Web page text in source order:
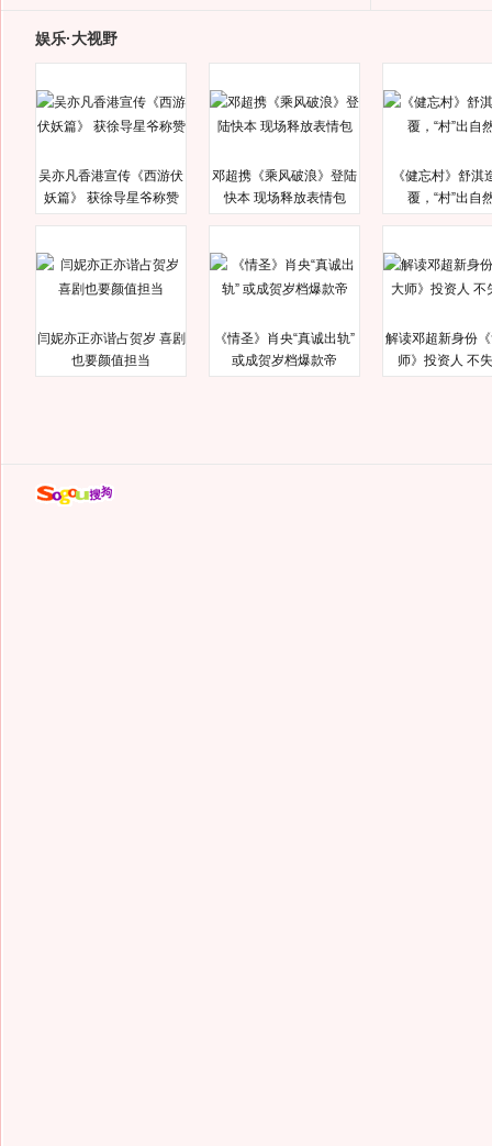
娱乐·大视野
吴亦凡香港宣传《西游伏
妖篇》 获徐导星爷称赞
邓超携《乘风破浪》登陆
快本 现场释放表情包
《健忘村》舒淇
覆，“村”出自
闫妮亦正亦谐占贺岁 喜剧
也要颜值担当
《情圣》肖央“真诚出轨”
或成贺岁档爆款帝
解读邓超新身份
师》投资人 不